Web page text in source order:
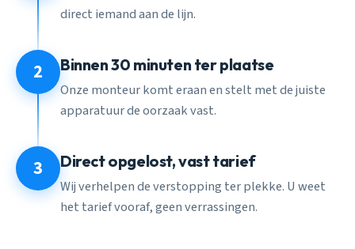
direct iemand aan de lijn.
2 Binnen 30 minuten ter plaatse
Onze monteur komt eraan en stelt met de juiste
apparatuur de oorzaak vast.
3 Direct opgelost, vast tarief
Wij verhelpen de verstopping ter plekke. U weet
het tarief vooraf, geen verrassingen.